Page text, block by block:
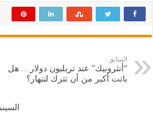
السابق
“أنثروبيك” عند تريليون دولار… هل
باتت أكبر من أن تترك لتنهار؟